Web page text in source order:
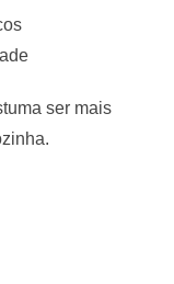
ser mais